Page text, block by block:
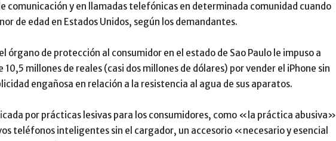
comunicación y en llamadas telefónicas en determinada comunidad cuando
de edad en Estados Unidos, según los demandantes.
órgano de protección al consumidor en el estado de Sao Paulo le impuso a
10,5 millones de reales (casi dos millones de dólares) por vender el iPhone sin
engañosa en relación a la resistencia al agua de sus aparatos.
por prácticas lesivas para los consumidores, como «la práctica abusiva»
teléfonos inteligentes sin el cargador, un accesorio «necesario y esencial